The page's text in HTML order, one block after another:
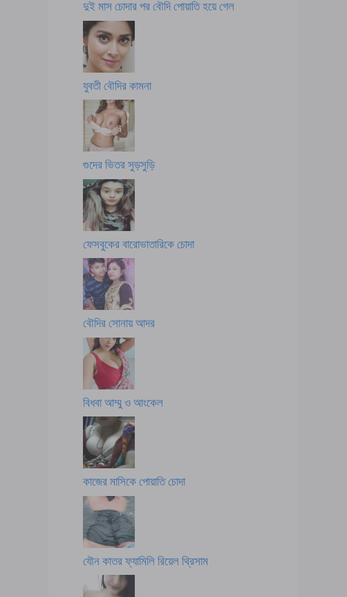
দুই মাস চোদার পর বৌদি পোয়াতি হয়ে গেল
যুবতী বৌদির কামনা
গুদের ভিতর সুড়সুড়ি
ফেসবুকের বারোভাতারিকে চোদা
বৌদির সোনায় আদর
বিধবা আম্মু ও আংকেল
কাজের মাসিকে পোয়াতি চোদা
যৌন কাতর ফ্যামিলি রিয়েল থ্রিসাম